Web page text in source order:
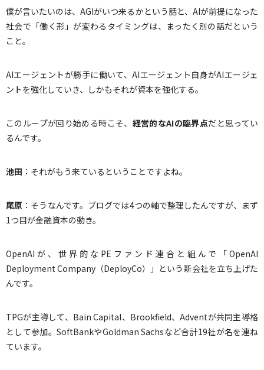
僕が言いたいのは、AGIがいつ来るかという話と、AIが前提になった
社会で「働く形」が変わるタイミングは、まったく別の話だという
こと。
AIエージェントが勝手に働いて、AIエージェント自身がAIエージェ
ントを強化していき、しかもそれが資本を強化する。
このループが回り始める時こそ、 経営的なAIの臨界点だと思ってい
るんです。
池田 ：それがもう来ているということですよね。
尾原 ：そうなんです。ブログでは4つの軸で整理したんですが、まず
1つ目が金融資本の動き。
OpenAIが、世界的なPEファンド連合と組んで「OpenAI
Deployment Company（DeployCo）」という新会社を立ち上げた
んです。
TPGが主導して、Bain Capital、Brookfield、Adventが共同主導格
として参加。SoftBankやGoldman Sachsなど合計19社が名を連ね
ています。